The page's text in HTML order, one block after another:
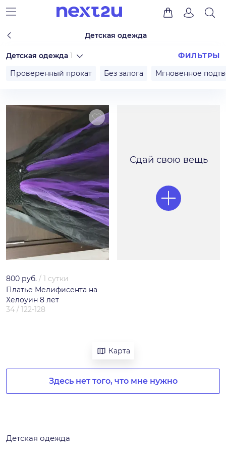
Детская одежда
Детская одежда 1
ФИЛЬТРЫ
Проверенный прокат
Без залога Мгновенное
800 руб. / 1 сутки
Платье Мелифисента на
Хелоуин 8 лет
34 / 122-128
Сдай свою вещь
Карта
Здесь нет того, что мне нужно
Детская одежда